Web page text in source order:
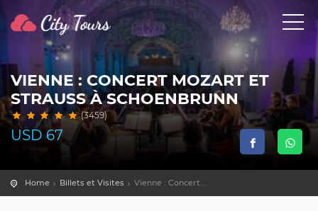
VIENNE : CONCERT MOZART ET
STRAUSS À SCHOENBRUNN
(3459)
USD67
Home Billets et Visites Vienne : Concert...